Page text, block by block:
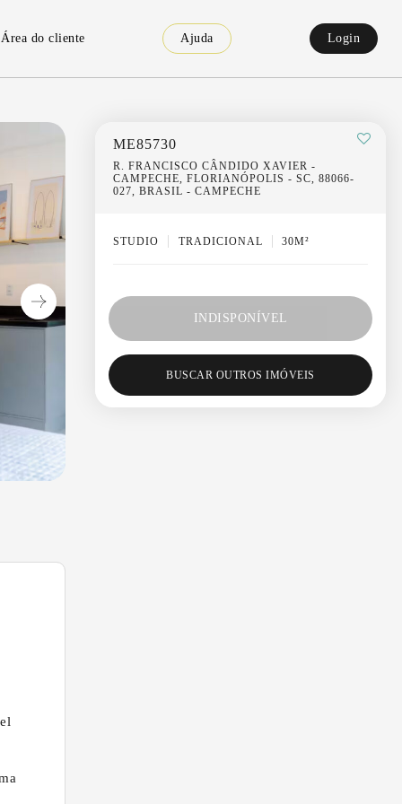
Área do cliente Ajuda Login
ME85730
R. FRANCISCO CÂNDIDO XAVIER -
CAMPECHE, FLORIANÓPOLIS - SC, 88066-
027, BRASIL - CAMPECHE
STUDIO TRADICIONAL 30M²
INDISPONÍVEL
BUSCAR OUTROS IMÓVEIS